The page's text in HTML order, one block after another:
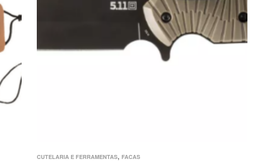
CUTELARIA E FERRAMENTAS, FACAS